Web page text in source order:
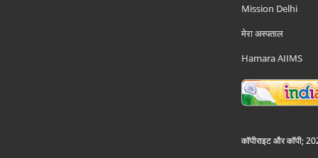
Mission Delhi
मेरा अस्पताल
Hamara AIIMS
कॉपीराइट और कॉपी;